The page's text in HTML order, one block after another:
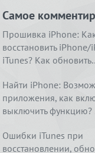
…
4
Real
Ничего
Самое
Прошивка iPhone:
восстановить iPhone/
iTunes? Как
Найти iPhone:
приложения, как
выключить
Ошибки iTunes при
восстановлении,